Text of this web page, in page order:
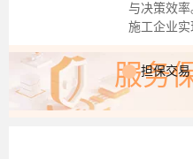
与决策效
施工企业
服务
担保交易